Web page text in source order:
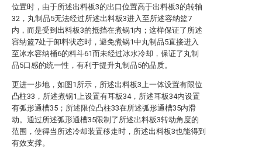
位置时，由于所述出料板3的出口位置高于出料板3的转轴
32，丸制品5无法经过所述出料板3进入至所述容纳篮7
内，而是受到出料板3的抵挡在煮锅1内；这样保证了所述
容纳篮7处于卸料状态时，避免煮锅1中丸制品5直接进入
至冰水容纳桶6的料斗61而未经过冰水冷却，保证了丸制
品5口感的统一性，有利于提升丸制品5的品质。
更进一步地，如图1所示，所述出料板3上一体设置有限位
凸柱33，所述煮锅1上设置有耳板34，所述耳板34内设置
有弧形通槽35；所述限位凸柱33在所述弧形通槽35内滑
动。通过所述弧形通槽35限制了所述出料板3转动角度的
范围，使得当所述冷却装置移走时，所述出料板3也能得到
有效支撑。